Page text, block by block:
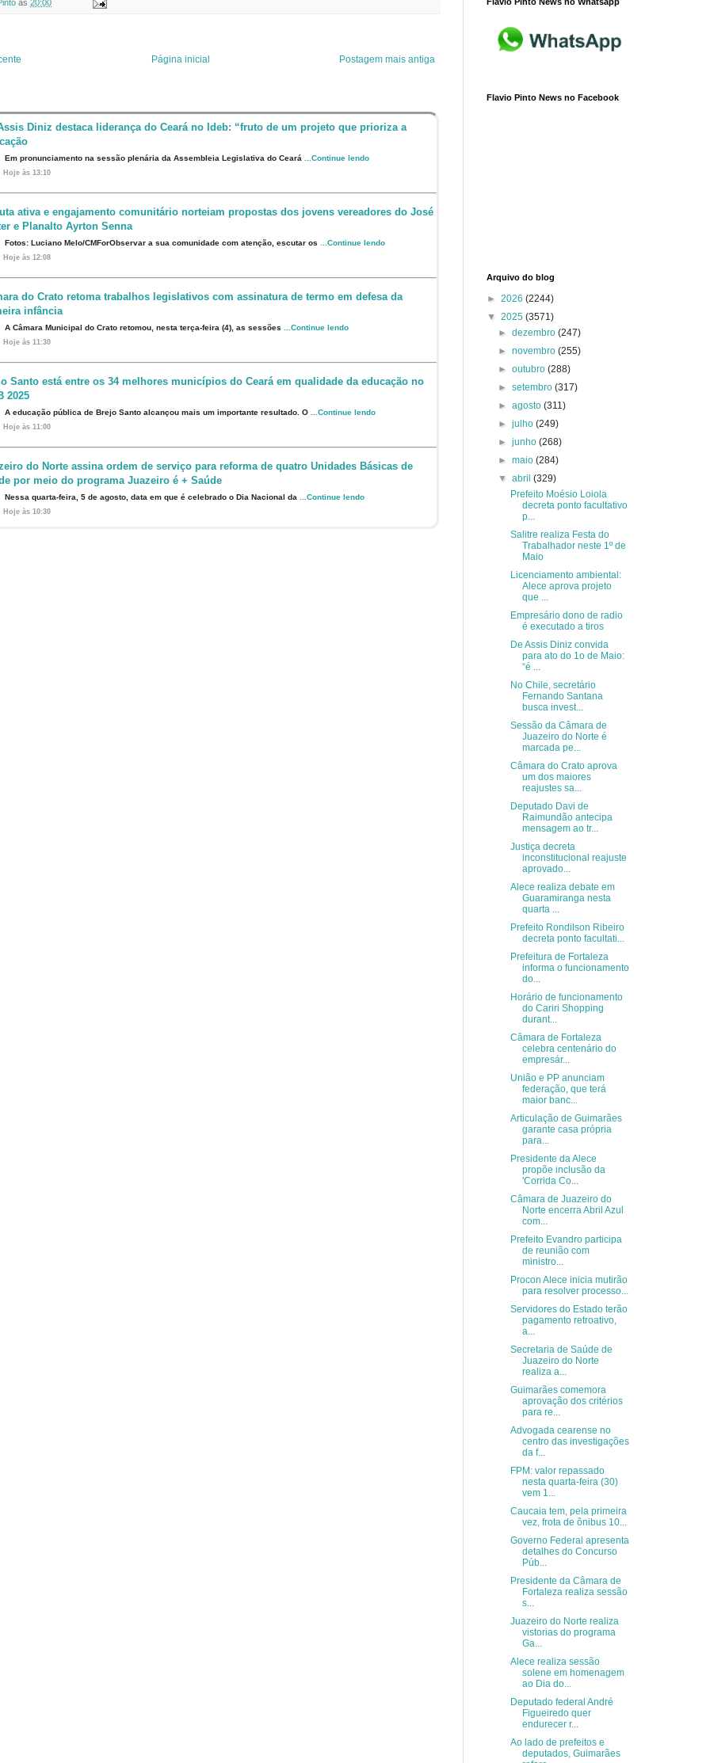
e
t
l
às 20:00
Postagem mais antiga
Página inicial
Diniz destaca liderança do Ceará no Ideb: “fruto de um projeto que prioriza a
Em pronunciamento na sessão plenária da Assembleia Legislativa do Ceará ...Continue lendo
Hoje às 13:10
ativa e engajamento comunitário norteiam propostas dos jovens vereadores do José
e Planalto Ayrton Senna
Fotos: Luciano Melo/CMForObservar a sua comunidade com atenção, escutar os ...Continue lendo
Hoje às 12:08
do Crato retoma trabalhos legislativos com assinatura de termo em defesa da
infância
A Câmara Municipal do Crato retomou, nesta terça-feira (4), as sessões ...Continue lendo
Hoje às 11:30
Santo está entre os 34 melhores municípios do Ceará em qualidade da educação no
2025
A educação pública de Brejo Santo alcançou mais um importante resultado. O ...Continue lendo
Hoje às 11:00
do Norte assina ordem de serviço para reforma de quatro Unidades Básicas de
por meio do programa Juazeiro é + Saúde
Nessa quarta-feira, 5 de agosto, data em que é celebrado o Dia Nacional da ...Continue lendo
Hoje às 10:30
Flavio Pinto News no Facebook
Arquivo do blog
► 2026 (2244)
▼ 2025 (3571)
►dezembro(247)
►novembro(255)
►outubro(288)
►setembro(317)
►agosto(311)
►julho(249)
►junho(268)
►maio(284)
▼abril(329)
Prefeito Moésio Loiola
decreta ponto facultativo
p...
Salitre realiza Festa do
Trabalhador neste 1º de
Maio
Licenciamento ambiental:
Alece aprova projeto
que ...
Empresário dono de radio
é executado a tiros
De Assis Diniz convida
para ato do 1o de Maio:
“é ...
No Chile, secretário
Fernando Santana
busca invest...
Sessão da Câmara de
Juazeiro do Norte é
marcada pe...
Câmara do Crato aprova
um dos maiores
reajustes sa...
Deputado Davi de
Raimundão antecipa
mensagem ao tr...
Justiça decreta
inconstitucional reajuste
aprovado...
Alece realiza debate em
Guaramiranga nesta
quarta ...
Prefeito Rondilson Ribeiro
decreta ponto facultati...
Prefeitura de Fortaleza
informa o funcionamento
do...
Horário de funcionamento
do Cariri Shopping
durant...
Câmara de Fortaleza
celebra centenário do
empresár...
União e PP anunciam
federação, que terá
maior banc...
Articulação de Guimarães
garante casa própria
para...
Presidente da Alece
propõe inclusão da
'Corrida Co...
Câmara de Juazeiro do
Norte encerra Abril Azul
com...
Prefeito Evandro participa
de reunião com
ministro...
Procon Alece inicia mutirão
para resolver processo...
Servidores do Estado terão
pagamento retroativo,
a...
Secretaria de Saúde de
Juazeiro do Norte
realiza a...
Guimarães comemora
aprovação dos critérios
para re...
Advogada cearense no
centro das investigações
da f...
FPM: valor repassado
nesta quarta-feira (30)
vem 1...
Caucaia tem, pela primeira
vez, frota de ônibus 10...
Governo Federal apresenta
detalhes do Concurso
Púb...
Presidente da Câmara de
Fortaleza realiza sessão
s...
Juazeiro do Norte realiza
vistorias do programa
Ga...
Alece realiza sessão
solene em homenagem
ao Dia do...
Deputado federal André
Figueiredo quer
endurecer r...
Ao lado de prefeitos e
deputados, Guimarães